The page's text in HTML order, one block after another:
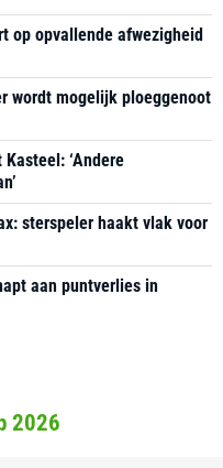
op opvallende afwezigheid
wordt mogelijk ploeggenoot
‘Andere
sterspeler haakt vlak voor
aan puntverlies in
2026